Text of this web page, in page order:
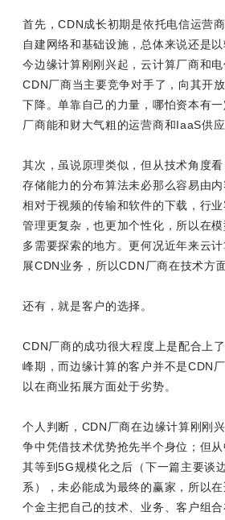
首先，CDN成长初期是依托电信运营
自建网络和基础设施，总体来说还是
今边缘计算刚刚兴起，云计算厂商和
CDN厂商当主要竞争对手了，向其开
下降。单靠自己的力量，哪怕资本有
厂商能和财大气粗的运营商和IaaS供
其次，虽说原理类似，但从技术角度
存储能力的分布算法未必那么容易由
相对于视频的传输和软件的下载，行
管理更复杂，也更加个性化，所以在
多需要探索的地方。更何况近年来云
展CDN业务，所以CDN厂商在技术方
还有，就是客户的选择。
CDN厂商的成功很大程度上是配合上
峰期，而边缘计算的客户并不是CDN
以在商业拓展方面处于劣势。
个人判断，CDN厂商在边缘计算刚刚
争中凭借技术优势抢先半个身位；但
其等到5G规模化之后（下一篇主要谈
系），未必能成为最终的赢家，所以
个金主把自己的技术、业务、客户组